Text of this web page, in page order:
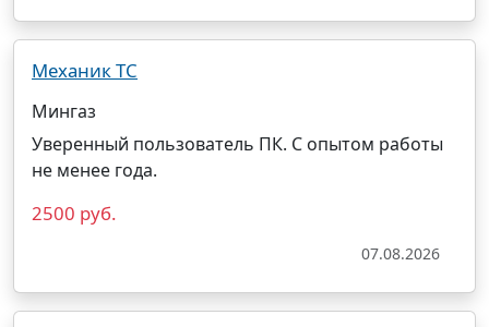
Механик ТС
Мингаз
Уверенный пользователь ПК. С опытом работы
не менее года.
2500 руб.
07.08.2026